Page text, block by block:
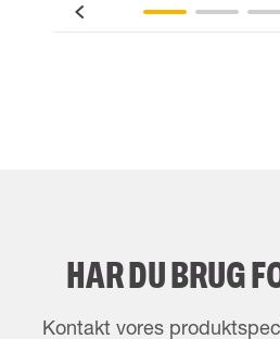
HAR DU BRUG
Kontakt vores